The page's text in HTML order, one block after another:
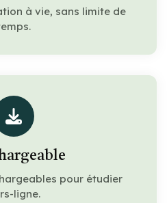
à vie, sans limite de
pour étudier
ligne.